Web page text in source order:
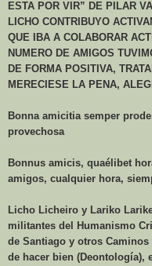
ESTA POR VIR” DE PILAR
LICHO CONTRIBUYO
QUE IBA A COLABORAR
NUMERO DE AMIGOS
DE FORMA POSITIVA,
MERECIESE LA PENA,
Bonna amicitia semper
provechosa
Bonnus amicis, quaélibet
amigos, cualquier hora,
Licho Licheiro y Lariko
militantes del Humanismo
de Santiago y otros
de hacer bien (Deontología),